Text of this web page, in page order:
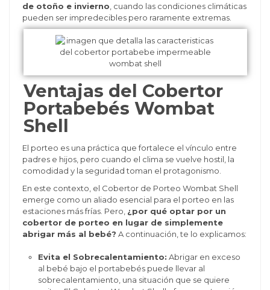
de otoño e invierno , cuando las condiciones climáticas
pueden ser impredecibles pero raramente extremas.
Ventajas del Cobertor
Portabebés Wombat
Shell
El porteo es una práctica que fortalece el vínculo entre
padres e hijos, pero cuando el clima se vuelve hostil, la
comodidad y la seguridad toman el protagonismo.
En este contexto, el Cobertor de Porteo Wombat Shell
emerge como un aliado esencial para el porteo en las
estaciones más frías. Pero, ¿por qué optar por un
cobertor de porteo en lugar de simplemente
abrigar más al bebé? A continuación, te lo explicamos:
Evita el Sobrecalentamiento: Abrigar en exceso
al bebé bajo el portabebés puede llevar al
sobrecalentamiento, una situación que se quiere